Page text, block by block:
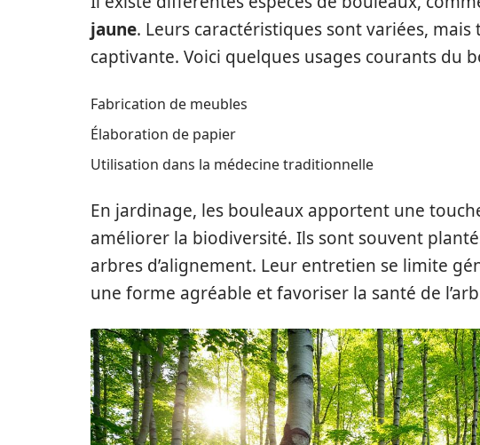
jaune. Leurs caractéristiques sont variées,
captivante. Voici quelques usages courants du
Fabrication de meubles
Élaboration de papier
Utilisation dans la médecine traditionnelle
En jardinage, les bouleaux apportent une
améliorer la biodiversité. Ils sont souvent
arbres d’alignement. Leur entretien se limite
une forme agréable et favoriser la santé de